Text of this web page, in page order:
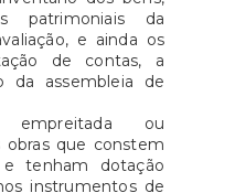
patrimoniais da
e ainda os
de contas, a
da assembleia de
ou
obras que constem
tenham dotação
instrumentos de